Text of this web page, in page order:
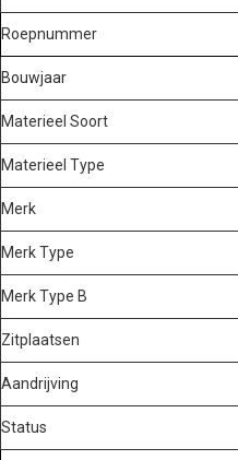
Roepnummer
Bouwjaar
Materieel Soort
Materieel Type
Merk
Merk Type
Merk Type B
Zitplaatsen
Aandrijving
Status